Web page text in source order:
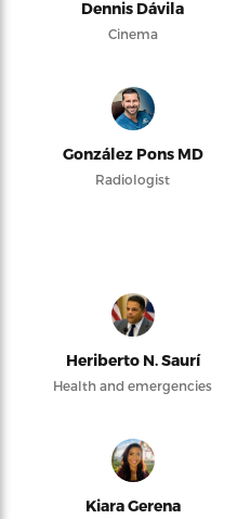
Dennis Dávila
Cinema
González Pons MD
Radiologist
Heriberto N. Saurí
Health and emergencies
Kiara Gerena